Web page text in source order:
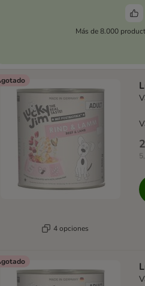
Más de 8.000
4 opciones